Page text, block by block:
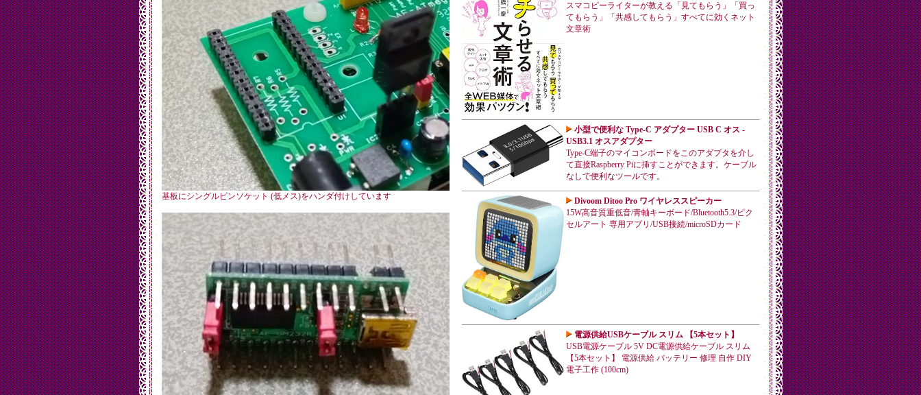
基板にシングルピンソケット (低メス)をハンダ付けしています
スマコピーライターが教える「見てもらう」「買っ
てもらう」「共感してもらう」すべてに効くネット
文章術
小型で便利な Type-C アダプター USB C オス -
USB3.1 オスアダプター
Type-C端子のマイコンボードをこのアダプタを介し
て直接Raspberry Piに挿すことができます。ケーブル
なしで便利なツールです。
Divoom Ditoo Pro ワイヤレススピーカー
15W高音質重低音/青軸キーボード/Bluetooth5.3/ピク
セルアート 専用アプリ/USB接続/microSDカード
電源供給USBケーブル スリム 【5本セット】
USB電源ケーブル 5V DC電源供給ケーブル スリム
【5本セット】 電源供給 バッテリー 修理 自作 DIY
電子工作 (100cm)